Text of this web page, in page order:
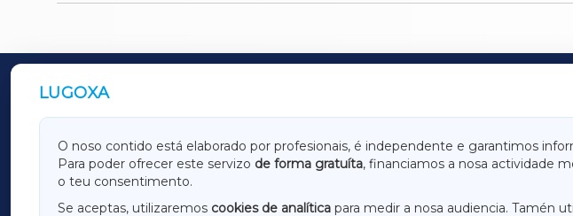
LUGOXA
O noso contido está elaborado por profesionais, é independente e garantimos
Para poder ofrecer este servizo de forma gratuíta, financiamos a nosa actividade
o teu consentimento.
Se aceptas, utilizaremos cookies de analítica para medir a nosa audiencia. Tamén
OUTROS PERIÓDICOS
GALICIAXA LUGOXA
AMARIÑAXA
RIBEIRASACRAXA
OURENSEXA